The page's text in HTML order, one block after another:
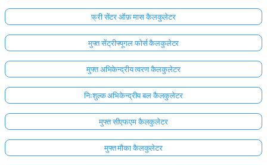
फ्री सेंटर ऑफ़ मास कैलकुलेटर
मुफ्त सेंट्रीफ्यूगल फोर्स कैलकुलेटर
मुफ्त अभिकेन्द्रीय त्वरण कैलकुलेटर
निःशुल्क अभिकेन्द्रीय बल कैलकुलेटर
मुफ्त सीएफएम कैलकुलेटर
मुफ्त मौका कैलकुलेटर